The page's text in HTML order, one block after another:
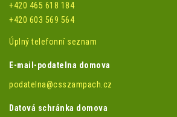
+420 465 618 184
+420 603 569 564
Úplný telefonní seznam
E-mail-podatelna domova
podatelna@csszampach.cz
Datová schránka domova